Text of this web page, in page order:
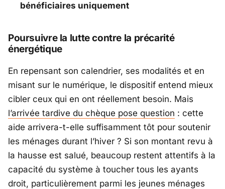
bénéficiaires uniquement
Poursuivre la lutte contre la précarité
énergétique
En repensant son calendrier, ses modalités et en
misant sur le numérique, le dispositif entend mieux
cibler ceux qui en ont réellement besoin. Mais
l’arrivée tardive du chèque pose question : cette
aide arrivera-t-elle suffisamment tôt pour soutenir
les ménages durant l’hiver ? Si son montant revu à
la hausse est salué, beaucoup restent attentifs à la
capacité du système à toucher tous les ayants
droit, particulièrement parmi les jeunes ménages